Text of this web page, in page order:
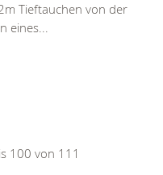
Tieftauchen von der
eines...
100 von 111